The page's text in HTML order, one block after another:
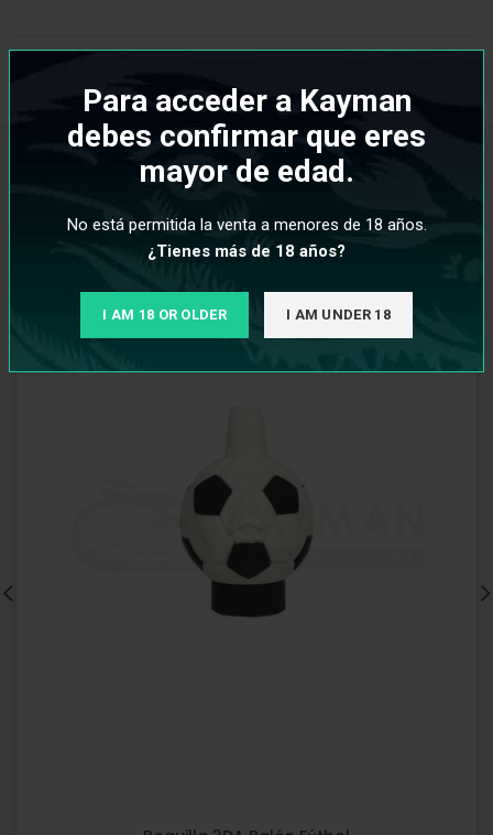
Para acceder a Kayman
debes confirmar que eres
mayor de edad.
No está permitida la venta a menores de 18 años.
¿Tienes más de 18 años?
I AM 18 OR OLDER I AM UNDER 18
PRODUCTOS RELACIONADOS